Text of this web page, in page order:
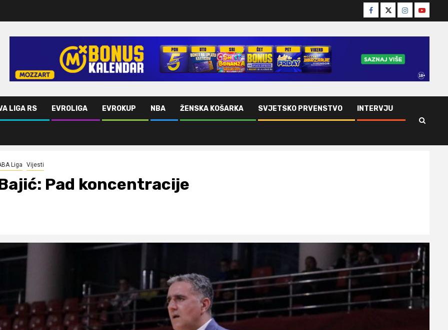
Facebook
TwitterInstagram
Youtube
LIGA RS EVROLIGA EVROKUP NBA ŽENSKA KOŠARKA SVJETSKO PRVENSTVO INTERVJU
Liga Vijesti
Pad koncentracije